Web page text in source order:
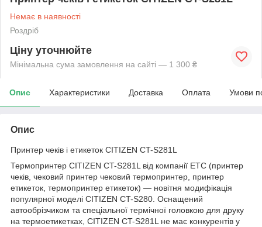
Немає в наявності
Роздріб
Ціну уточнюйте
Мінімальна сума замовлення на сайті — 1 300 ₴
Опис Характеристики Доставка Оплата Умови
Опис
Принтер чеків і етикеток CITIZEN CT-S281L
Термопринтер CITIZEN CT-S281L від компанії ЕТС (принтер
чеків, чековий принтер чековий термопринтер, принтер
етикеток, термопринтер етикеток) — новітня модифікація
популярної моделі CITIZEN CT-S280. Оснащений
автообрізчиком та спеціальної термічної головкою для друку
на термоетикетках, CITIZEN CT-S281L не має конкурентів у